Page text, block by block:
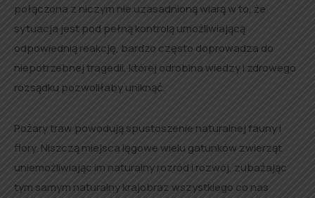
połączona z niczym nie uzasadnioną wiarą w to, że
sytuacja jest pod pełną kontrolą umożliwiającą
odpowiednią reakcję, bardzo często doprowadza do
niepotrzebnej tragedii, której odrobina wiedzy i zdrowego
rozsądku pozwoliłaby uniknąć.
Pożary traw powodują spustoszenie naturalnej fauny i
flory. Niszczą miejsca lęgowe wielu gatunków zwierząt
uniemożliwiając im naturalny rozród i rozwój, zubażając
tym samym naturalny krajobraz wszystkiego co nas